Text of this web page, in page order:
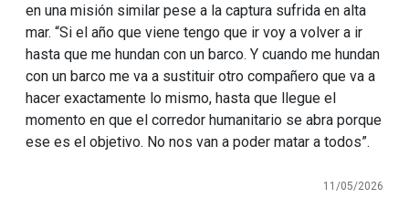
en una misión similar pese a la captura sufrida en alta
mar. “Si el año que viene tengo que ir voy a volver a ir
hasta que me hundan con un barco. Y cuando me hundan
con un barco me va a sustituir otro compañero que va a
hacer exactamente lo mismo, hasta que llegue el
momento en que el corredor humanitario se abra porque
ese es el objetivo. No nos van a poder matar a todos”.
11/05/2026